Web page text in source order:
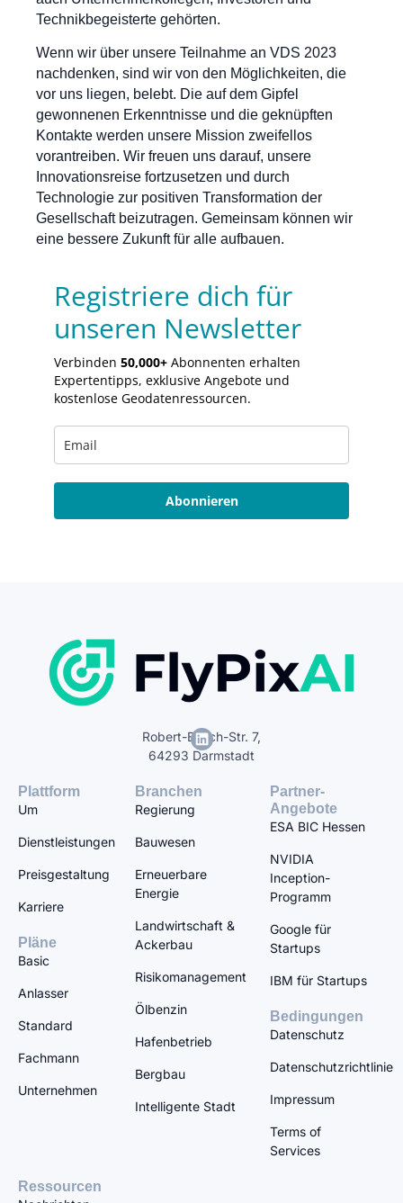
Technikbegeisterte gehörten.
Wenn wir über unsere Teilnahme an VDS 2023
nachdenken, sind wir von den Möglichkeiten, die
vor uns liegen, belebt. Die auf dem Gipfel
gewonnenen Erkenntnisse und die geknüpften
Kontakte werden unsere Mission zweifellos
vorantreiben. Wir freuen uns darauf, unsere
Innovationsreise fortzusetzen und durch
Technologie zur positiven Transformation der
Gesellschaft beizutragen. Gemeinsam können wir
eine bessere Zukunft für alle aufbauen.
Registriere dich für
unseren Newsletter
Verbinden 50,000+ Abonnenten erhalten
Expertentipps, exklusive Angebote und
kostenlose Geodatenressourcen.
Abonnieren
Robert-Bosch-Str. 7,
64293 Darmstadt
Plattform
Um
Dienstleistungen
Preisgestaltung
Karriere
Pläne
Basic
Anlasser
Standard
Fachmann
Unternehmen
Branchen
Regierung
Bauwesen
Erneuerbare
Energie
Landwirtschaft &
Ackerbau
Risikomanagement
Ölbenzin
Hafenbetrieb
Bergbau
Intelligente Stadt
Partner-
Angebote
ESA BIC Hessen
NVIDIA
Inception-
Programm
Google für
Startups
IBM für Startups
Bedingungen
Datenschutz
Datenschutzrichtlinie
Impressum
Terms of
Services
Ressourcen